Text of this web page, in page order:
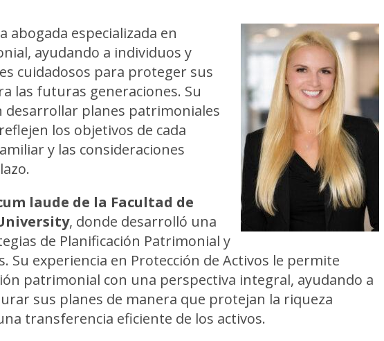
abogada especializada en
ayudando a individuos y
cuidadosos para proteger sus
las futuras generaciones. Su
desarrollar planes patrimoniales
los objetivos de cada
y las consideraciones
laude de la Facultad de
, donde desarrolló una
de Planificación Patrimonial y
Su experiencia en Protección de Activos le permite
patrimonial con una perspectiva integral, ayudando a
sus planes de manera que protejan la riqueza
transferencia eficiente de los activos.